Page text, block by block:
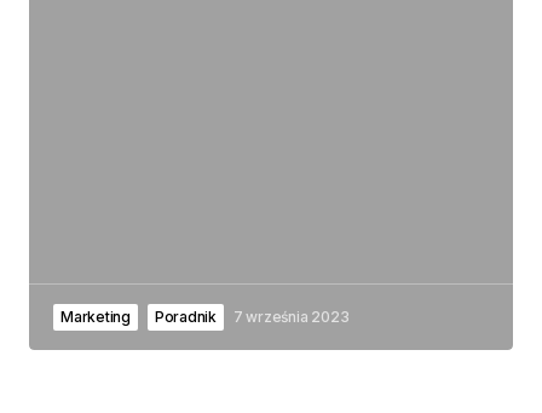
Marketing Poradnik 7 września 2023